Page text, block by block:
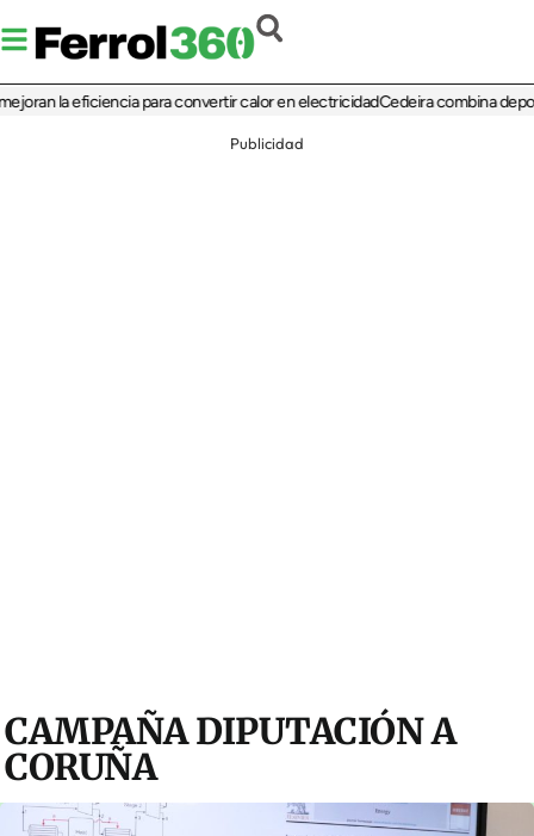
la eficiencia para convertir calor en electricidadCedeira combina deporte,
Publicidad
CAMPAÑA DIPUTACIÓN A
CORUÑA